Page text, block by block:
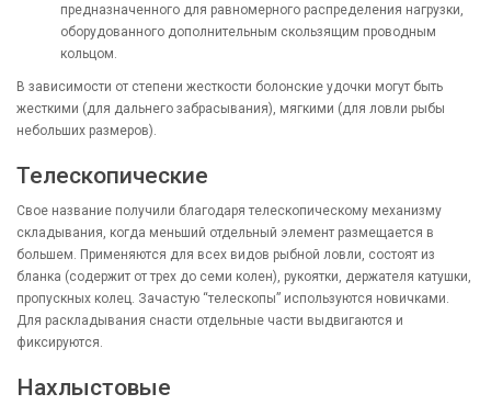
предназначенного для равномерного распределения нагрузки,
оборудованного дополнительным скользящим проводным
кольцом.
В зависимости от степени жесткости болонские удочки могут быть
жесткими (для дальнего забрасывания), мягкими (для ловли рыбы
небольших размеров).
Телескопические
Свое название получили благодаря телескопическому механизму
складывания, когда меньший отдельный элемент размещается в
большем. Применяются для всех видов рыбной ловли, состоят из
бланка (содержит от трех до семи колен), рукоятки, держателя катушки,
пропускных колец. Зачастую “телескопы” используются новичками.
Для раскладывания снасти отдельные части выдвигаются и
фиксируются.
Нахлыстовые